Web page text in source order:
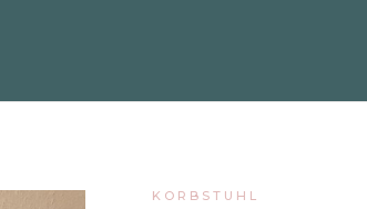
KORBSTUHL